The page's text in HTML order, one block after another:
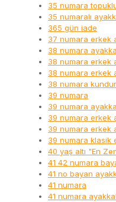
35 numara
35 numaralı
365 gün iade
37 numara erkek
38 numara
38 numara erkek
38 numara erkek
38 numara
39 numara
39 numara
39 numara erkek
39 numara erkek
39 numara klasik
40 yaş altı "En
41 42 numara
41 no bayan
41 numara
41 numara